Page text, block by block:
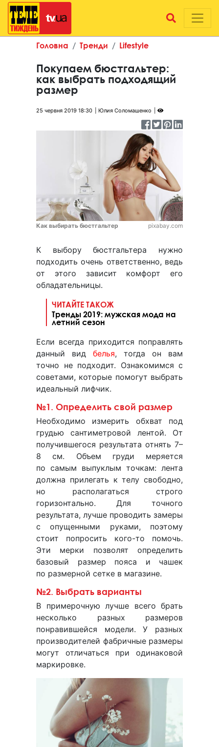
Головна Тренди Lifestyle
Покупаем бюстгальтер:
как выбрать подходящий
размер
25 червня 2019 18:30 Юлия Соломашенко
Как выбирать бюстгальтер pixabay.com
К выбору бюстгальтера нужно
подходить очень ответственно, ведь
от этого зависит комфорт его
обладательницы.
ЧИТАЙТЕ ТАКОЖ
Тренды 2019: мужская мода на
летний сезон
Если всегда приходится поправлять
данный вид белья, тогда он вам
точно не подходит. Ознакомимся с
советами, которые помогут выбрать
идеальный лифчик.
№1. Определить свой размер
Необходимо измерить обхват под
грудью сантиметровой лентой. От
получившегося результата отнять 7–
8 см. Объем груди меряется
по самым выпуклым точкам: лента
должна прилегать к телу свободно,
но располагаться строго
горизонтально. Для точного
результата, лучше проводить замеры
с опущенными руками, поэтому
стоит попросить кого-то помочь.
Эти мерки позволят определить
базовый размер пояса и чашек
по размерной сетке в магазине.
№2. Выбрать варианты
В примерочную лучше всего брать
несколько разных размеров
понравившейся модели. У разных
производителей фабричные размеры
могут отличаться при одинаковой
маркировке.